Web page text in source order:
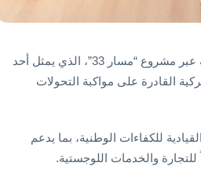
تواصل جمارك دبي ترسيخ ريادتها في بناء الكفاءات الوطنية المتخصصة عبر مشروع “مسار 33”، الذي يمثل أحد
القادرة على مواكبة التحولات
للكفاءات الوطنية، بما يدعم